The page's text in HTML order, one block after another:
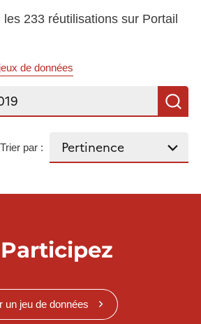
233 réutilisations sur Portail
de données
Trier par :
Participez
un jeu de données